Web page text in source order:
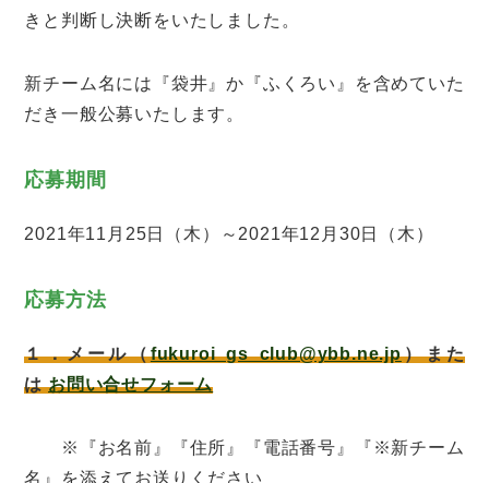
きと判断し決断をいたしました。
新チーム名には『袋井』か『ふくろい』を含めていた
だき一般公募いたします。
応募期間
2021年11月25日（木）～2021年12月30日（木）
応募方法
１．メール（fukuroi_gs_club@ybb.ne.jp）また
はお問い合せフォーム
※『お名前』『住所』『電話番号』『※新チーム
名』を添えてお送りください